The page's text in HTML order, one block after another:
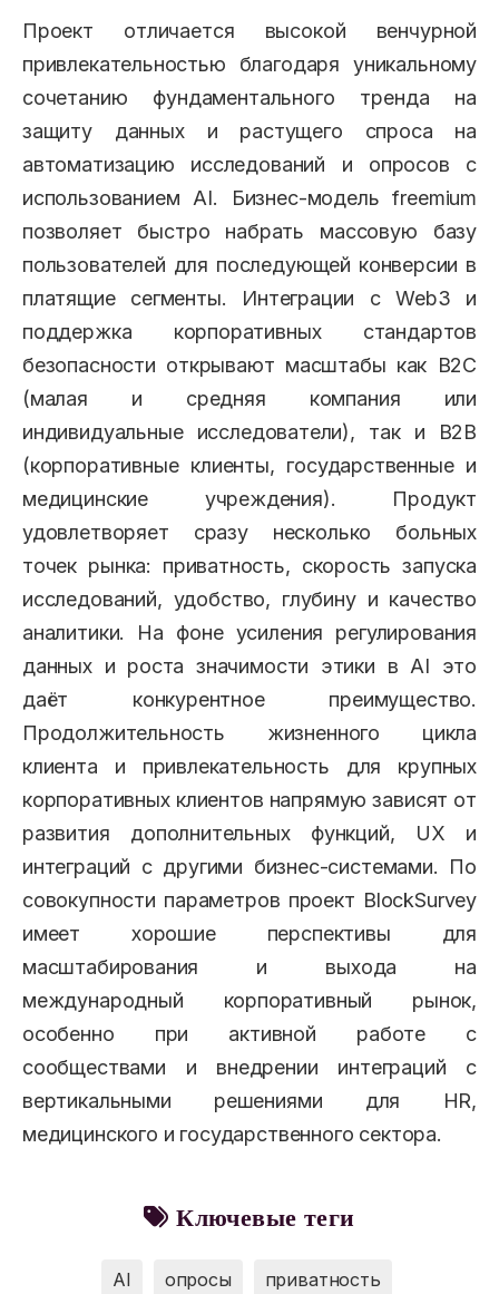
Проект отличается высокой венчурной
привлекательностью благодаря уникальному
сочетанию фундаментального тренда на
защиту данных и растущего спроса на
автоматизацию исследований и опросов с
использованием AI. Бизнес-модель freemium
позволяет быстро набрать массовую базу
пользователей для последующей конверсии в
платящие сегменты. Интеграции с Web3 и
поддержка корпоративных стандартов
безопасности открывают масштабы как B2C
(малая и средняя компания или
индивидуальные исследователи), так и B2B
(корпоративные клиенты, государственные и
медицинские учреждения). Продукт
удовлетворяет сразу несколько больных
точек рынка: приватность, скорость запуска
исследований, удобство, глубину и качество
аналитики. На фоне усиления регулирования
данных и роста значимости этики в AI это
даёт конкурентное преимущество.
Продолжительность жизненного цикла
клиента и привлекательность для крупных
корпоративных клиентов напрямую зависят от
развития дополнительных функций, UX и
интеграций с другими бизнес-системами. По
совокупности параметров проект BlockSurvey
имеет хорошие перспективы для
масштабирования и выхода на
международный корпоративный рынок,
особенно при активной работе с
сообществами и внедрении интеграций с
вертикальными решениями для HR,
медицинского и государственного сектора.
Ключевые теги
AI опросы приватность